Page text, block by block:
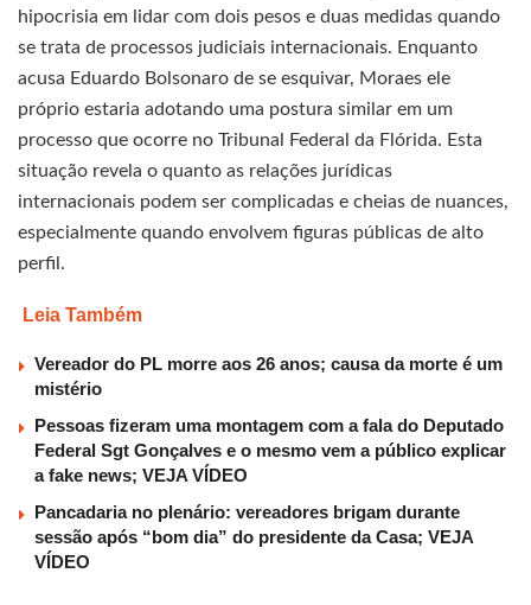
hipocrisia em lidar com dois pesos e duas medidas quando
se trata de processos judiciais internacionais. Enquanto
acusa Eduardo Bolsonaro de se esquivar, Moraes ele
próprio estaria adotando uma postura similar em um
processo que ocorre no Tribunal Federal da Flórida. Esta
situação revela o quanto as relações jurídicas
internacionais podem ser complicadas e cheias de nuances,
especialmente quando envolvem figuras públicas de alto
perfil.
Leia Também
Vereador do PL morre aos 26 anos; causa da morte é um
mistério
Pessoas fizeram uma montagem com a fala do Deputado
Federal Sgt Gonçalves e o mesmo vem a público explicar
a fake news; VEJA VÍDEO
Pancadaria no plenário: vereadores brigam durante
sessão após “bom dia” do presidente da Casa; VEJA
VÍDEO